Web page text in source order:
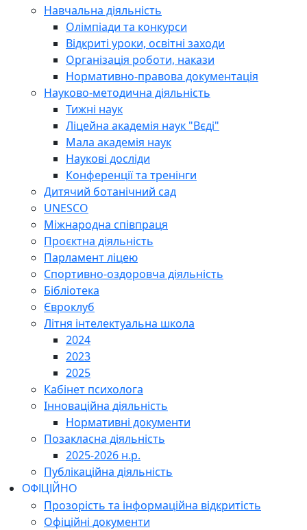
Навчальна діяльність
Олімпіади та конкурси
Відкриті уроки, освітні заходи
Організація роботи, накази
Нормативно-правова документація
Науково-методична діяльність
Тижні наук
Ліцейна академія наук "Вєді"
Мала академія наук
Наукові досліди
Конференції та тренінги
Дитячий ботанічний сад
UNESCO
Міжнародна співпраця
Проєктна діяльність
Парламент ліцею
Спортивно-оздоровча діяльність
Бібліотека
Євроклуб
Літня інтелектуальна школа
2024
2023
2025
Кабінет психолога
Інноваційна діяльність
Нормативні документи
Позакласна діяльність
2025-2026 н.р.
Публікаційна діяльність
ОФІЦІЙНО
Прозорість та інформаційна відкритість
Офіційні документи